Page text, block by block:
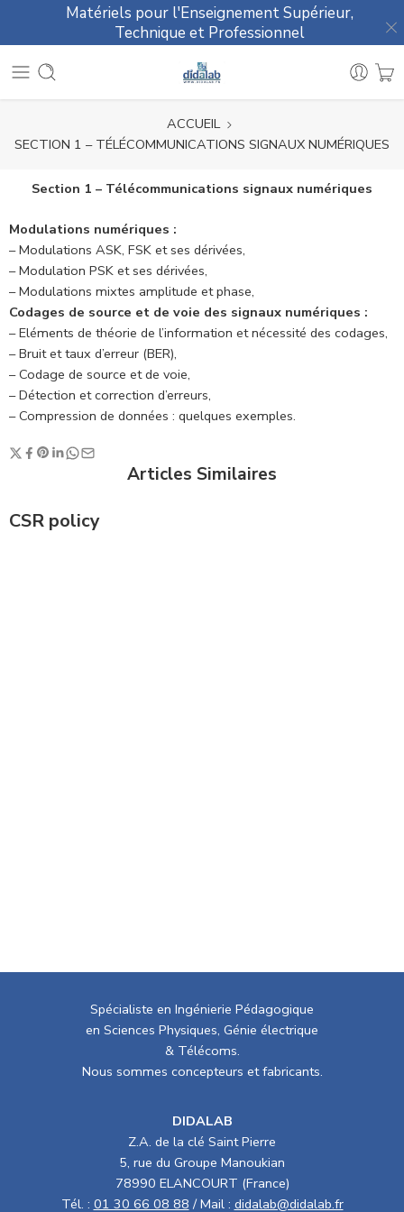
Matériels pour l'Enseignement Supérieur,
Technique et Professionnel
ACCUEIL
SECTION 1 – TÉLÉCOMMUNICATIONS SIGNAUX NUMÉRIQUES
Section 1 – Télécommunications signaux numériques
Modulations numériques :
– Modulations ASK, FSK et ses dérivées,
– Modulation PSK et ses dérivées,
– Modulations mixtes amplitude et phase,
Codages de source et de voie des signaux numériques :
– Eléments de théorie de l’information et nécessité des codages,
– Bruit et taux d’erreur (BER),
– Codage de source et de voie,
– Détection et correction d’erreurs,
– Compression de données : quelques exemples.
Articles Similaires
CSR policy
Spécialiste en Ingénierie Pédagogique
en Sciences Physiques, Génie électrique
& Télécoms.
Nous sommes concepteurs et fabricants.
DIDALAB
Z.A. de la clé Saint Pierre
5, rue du Groupe Manoukian
78990 ELANCOURT (France)
Tél. : 01 30 66 08 88 / Mail : didalab@didalab.fr